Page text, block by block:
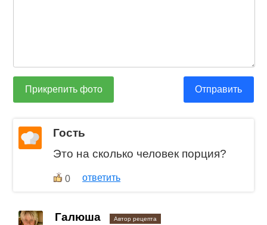
Прикрепить фото Отправить
Гость
Это на сколько человек порция?
0 ответить
Галюша Автор рецепта